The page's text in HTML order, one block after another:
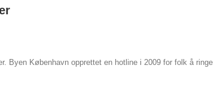
Byen København opprettet en hotline i 2009 for folk å